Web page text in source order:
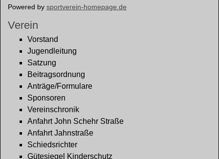
Powered by sportverein-homepage.de
Verein
Vorstand
Jugendleitung
Satzung
Beitragsordnung
Anträge/Formulare
Sponsoren
Vereinschronik
Anfahrt John Schehr Straße
Anfahrt Jahnstraße
Schiedsrichter
Gütesiegel Kinderschutz